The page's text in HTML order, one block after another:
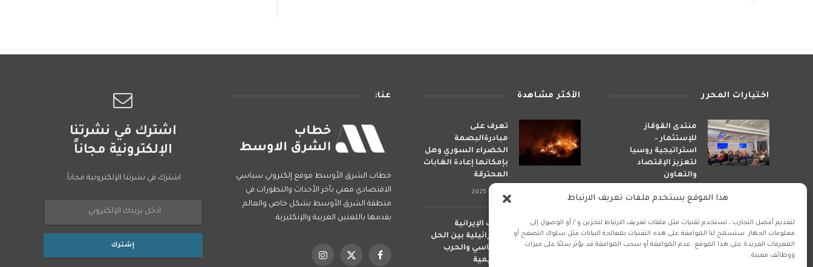
هذا الموقع يستخدم ملفات تعريف الارتباط
لتقديم أفضل التجارب ، نستخدم تقنيات مثل ملفات تعريف الارتباط لتخزين و / أو الوصول إلى
معلومات الجهاز. ستسمح لنا الموافقة على هذه التقنيات بمعالجة البيانات مثل سلوك التصفح أو
المعرفات الفريدة على هذا الموقع. عدم الموافقة أو سحب الموافقة قد يؤثر سلبًا على ميزات
ووظائف معينة.
اختيارات المحرر
منتدى القوقاز
للإستثمار –
استراتيجية روسيا
لتعزيز الإقتصاد
والتعاون
استراتيجية الأذى.. كيف
راهنت إيران على دمار
المنطقة لبناء نفوذ
الأكثر مشاهدة
تعرف على
مبادرةالبصمة
الخضراء السوري وهل
بإمكانها إعادة الغابات
المحترقة
الحرب الإيرانية
الإسرائيلية بين الحل
السياسي والحرب
الإقليمية
عنا:
خطاب الشرق الأوسط موقع إلكتروني سياسي
الاقتصادي معني بأخر الأحداث والتطورات في
منطقة الشرق الأوسط بشكل خاص والعالم
يقدمها باللغتين العربية والإنكليزية.
فيسبوكX الانستغرام
اشترك في نشرتنا
الإلكترونية مجاناً
اشترك في نشرتنا الإلكترونية مجاناً.